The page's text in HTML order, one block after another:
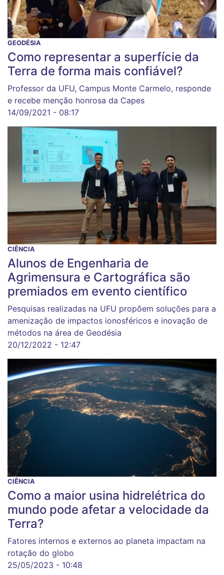
GEODÉSIA
Como representar a superfície da
Terra de forma mais confiável?
Professor da UFU, Campus Monte Carmelo, responde
e recebe menção honrosa da Capes
14/09/2021 - 08:17
CIÊNCIA
Alunos de Engenharia de
Agrimensura e Cartográfica são
premiados em evento científico
Pesquisas realizadas na UFU propõem soluções para a
amenização de impactos ionosféricos e inovação de
métodos na área de Geodésia
20/12/2022 - 12:47
CIÊNCIA
Como a maior usina hidrelétrica do
mundo pode afetar a velocidade da
Terra?
Fatores internos e externos ao planeta impactam na
rotação do globo
25/05/2023 - 10:48